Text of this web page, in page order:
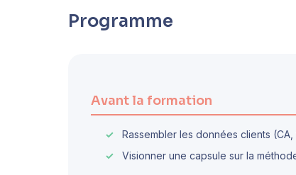
Programme
Avant la formation
Rassembler les données clients
Visionner une capsule sur la